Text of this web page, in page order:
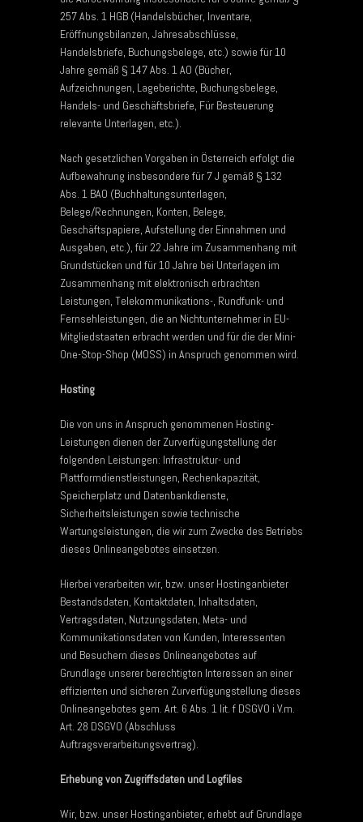
257 Abs. 1 HGB (Handelsbücher, Inventare,
Eröffnungsbilanzen, Jahresabschlüsse,
Handelsbriefe, Buchungsbelege, etc.) sowie für 10
Jahre gemäß § 147 Abs. 1 AO (Bücher,
Aufzeichnungen, Lageberichte, Buchungsbelege,
Handels- und Geschäftsbriefe, Für Besteuerung
relevante Unterlagen, etc.).
Nach gesetzlichen Vorgaben in Österreich erfolgt die
Aufbewahrung insbesondere für 7 J gemäß § 132
Abs. 1 BAO (Buchhaltungsunterlagen,
Belege/Rechnungen, Konten, Belege,
Geschäftspapiere, Aufstellung der Einnahmen und
Ausgaben, etc.), für 22 Jahre im Zusammenhang mit
Grundstücken und für 10 Jahre bei Unterlagen im
Zusammenhang mit elektronisch erbrachten
Leistungen, Telekommunikations-, Rundfunk- und
Fernsehleistungen, die an Nichtunternehmer in EU-
Mitgliedstaaten erbracht werden und für die der Mini-
One-Stop-Shop (MOSS) in Anspruch genommen wird.
Hosting
Die von uns in Anspruch genommenen Hosting-
Leistungen dienen der Zurverfügungstellung der
folgenden Leistungen: Infrastruktur- und
Plattformdienstleistungen, Rechenkapazität,
Speicherplatz und Datenbankdienste,
Sicherheitsleistungen sowie technische
Wartungsleistungen, die wir zum Zwecke des Betriebs
dieses Onlineangebotes einsetzen.
Hierbei verarbeiten wir, bzw. unser Hostinganbieter
Bestandsdaten, Kontaktdaten, Inhaltsdaten,
Vertragsdaten, Nutzungsdaten, Meta- und
Kommunikationsdaten von Kunden, Interessenten
und Besuchern dieses Onlineangebotes auf
Grundlage unserer berechtigten Interessen an einer
effizienten und sicheren Zurverfügungstellung dieses
Onlineangebotes gem. Art. 6 Abs. 1 lit. f DSGVO i.V.m.
Art. 28 DSGVO (Abschluss
Auftragsverarbeitungsvertrag).
Erhebung von Zugriffsdaten und Logfiles
Wir, bzw. unser Hostinganbieter, erhebt auf Grundlage